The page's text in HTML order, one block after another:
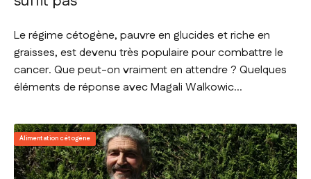
Le régime cétogène, pauvre en glucides et riche en
graisses, est devenu très populaire pour combattre le
cancer. Que peut-on vraiment en attendre ? Quelques
éléments de réponse avec Magali Walkowic...
Alimentation cétogène